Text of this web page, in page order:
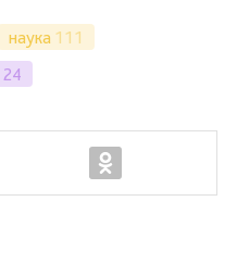
наука 111
24